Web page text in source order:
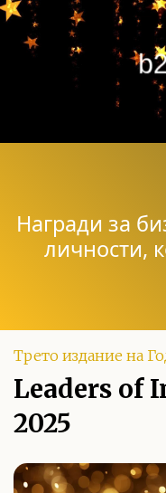
Награди за
личности,
Трето издание на
Leaders of
2025